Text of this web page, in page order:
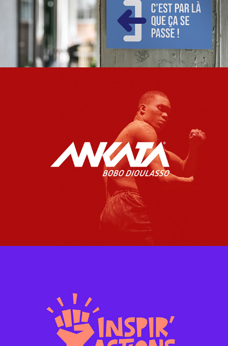
ANKATA
INSPIR'ACTIONS